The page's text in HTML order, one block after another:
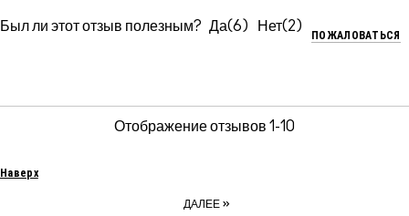
Был ли этот отзыв полезным? 6 2
ПОЖАЛОВАТЬСЯ
Отображение отзывов 1-10
Наверх
ДАЛЕЕ »